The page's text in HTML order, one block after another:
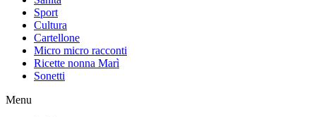
Sport
Cultura
Cartellone
Micro micro racconti
Ricette nonna Marì
Sonetti
Menu